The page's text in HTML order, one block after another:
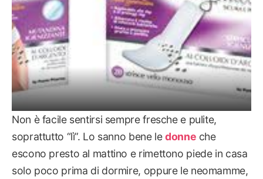
Non è facile sentirsi sempre fresche e pulite,
soprattutto “lì”. Lo sanno bene ledonne che
escono presto al mattino e rimettono piede in casa
solo poco prima di dormire, oppure le neomamme,